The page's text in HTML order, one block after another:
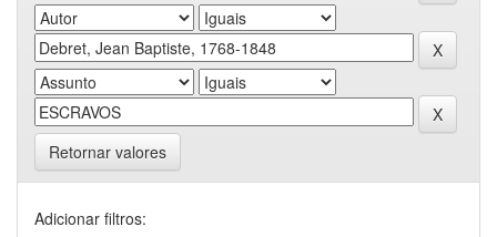
Retornar valores
Adicionar filtros: